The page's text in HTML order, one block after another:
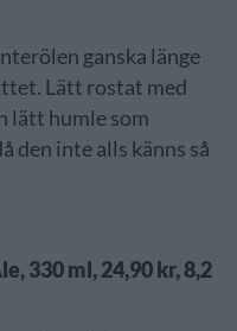
ganska länge
Lätt rostat med
lätt humle som
den inte alls känns så
330 ml, 24,90 kr, 8,2